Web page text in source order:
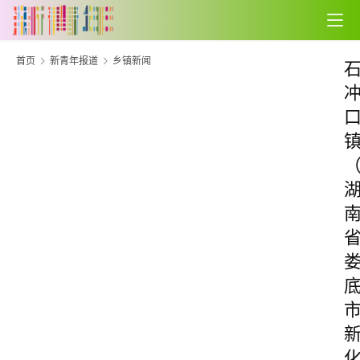
首页 新青年报道 乡镇新闻